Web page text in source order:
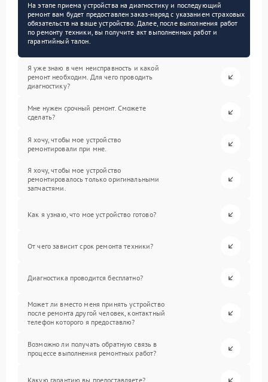
На этапе приема устройства на диагностику и последующий
ремонт вам будет предоставлен заказ-наряд с указанием страховых
обязательств на ваше устройство. Далее, после выполнения работ
по ремонту техники, вы получите акт выполненных работ и
гарантийный талон.
Я уже знаю в чем неисправность и какой
ремонт необходим. Для чего проводить
диагностику?
Мне нужен срочный ремонт. Сможете
сделать?
Я хочу, чтобы мое устройство
ремонтировали при мне.
Я хочу, чтобы мое устройство
ремонтировалось только оригинальными
запчастями.
Как я узнаю, что мое устройство готово?
От чего зависит срок ремонта техники?
Диагностика проводится бесплатно?
Может ли вместо меня принять устройство
после ремонта другой человек, контактный
телефон которого я предоставлю?
Возможно ли получать обратную связь в
процессе выполнения ремонтных работ?
Какую гарантию вы предоставляете?